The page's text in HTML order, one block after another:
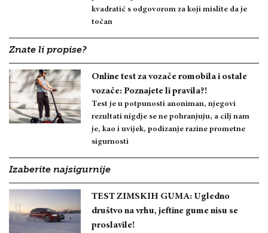
kvadratić s odgovorom za koji mislite da je
točan
Znate li propise?
Online test za vozače romobila i ostale
vozače: Poznajete li pravila?!
Test je u potpunosti anoniman, njegovi
rezultati nigdje se ne pohranjuju, a cilj nam
je, kao i uvijek, podizanje razine prometne
sigurnosti
Izaberite najsigurnije
TEST ZIMSKIH GUMA: Ugledno
društvo na vrhu, jeftine gume nisu se
proslavile!